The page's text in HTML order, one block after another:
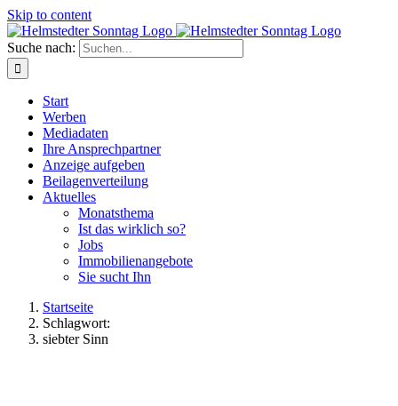
Skip to content
Suche nach:
Start
Werben
Mediadaten
Ihre Ansprechpartner
Anzeige aufgeben
Beilagenverteilung
Aktuelles
Monatsthema
Ist das wirklich so?
Jobs
Immobilienangebote
Sie sucht Ihn
Startseite
Schlagwort:
siebter Sinn